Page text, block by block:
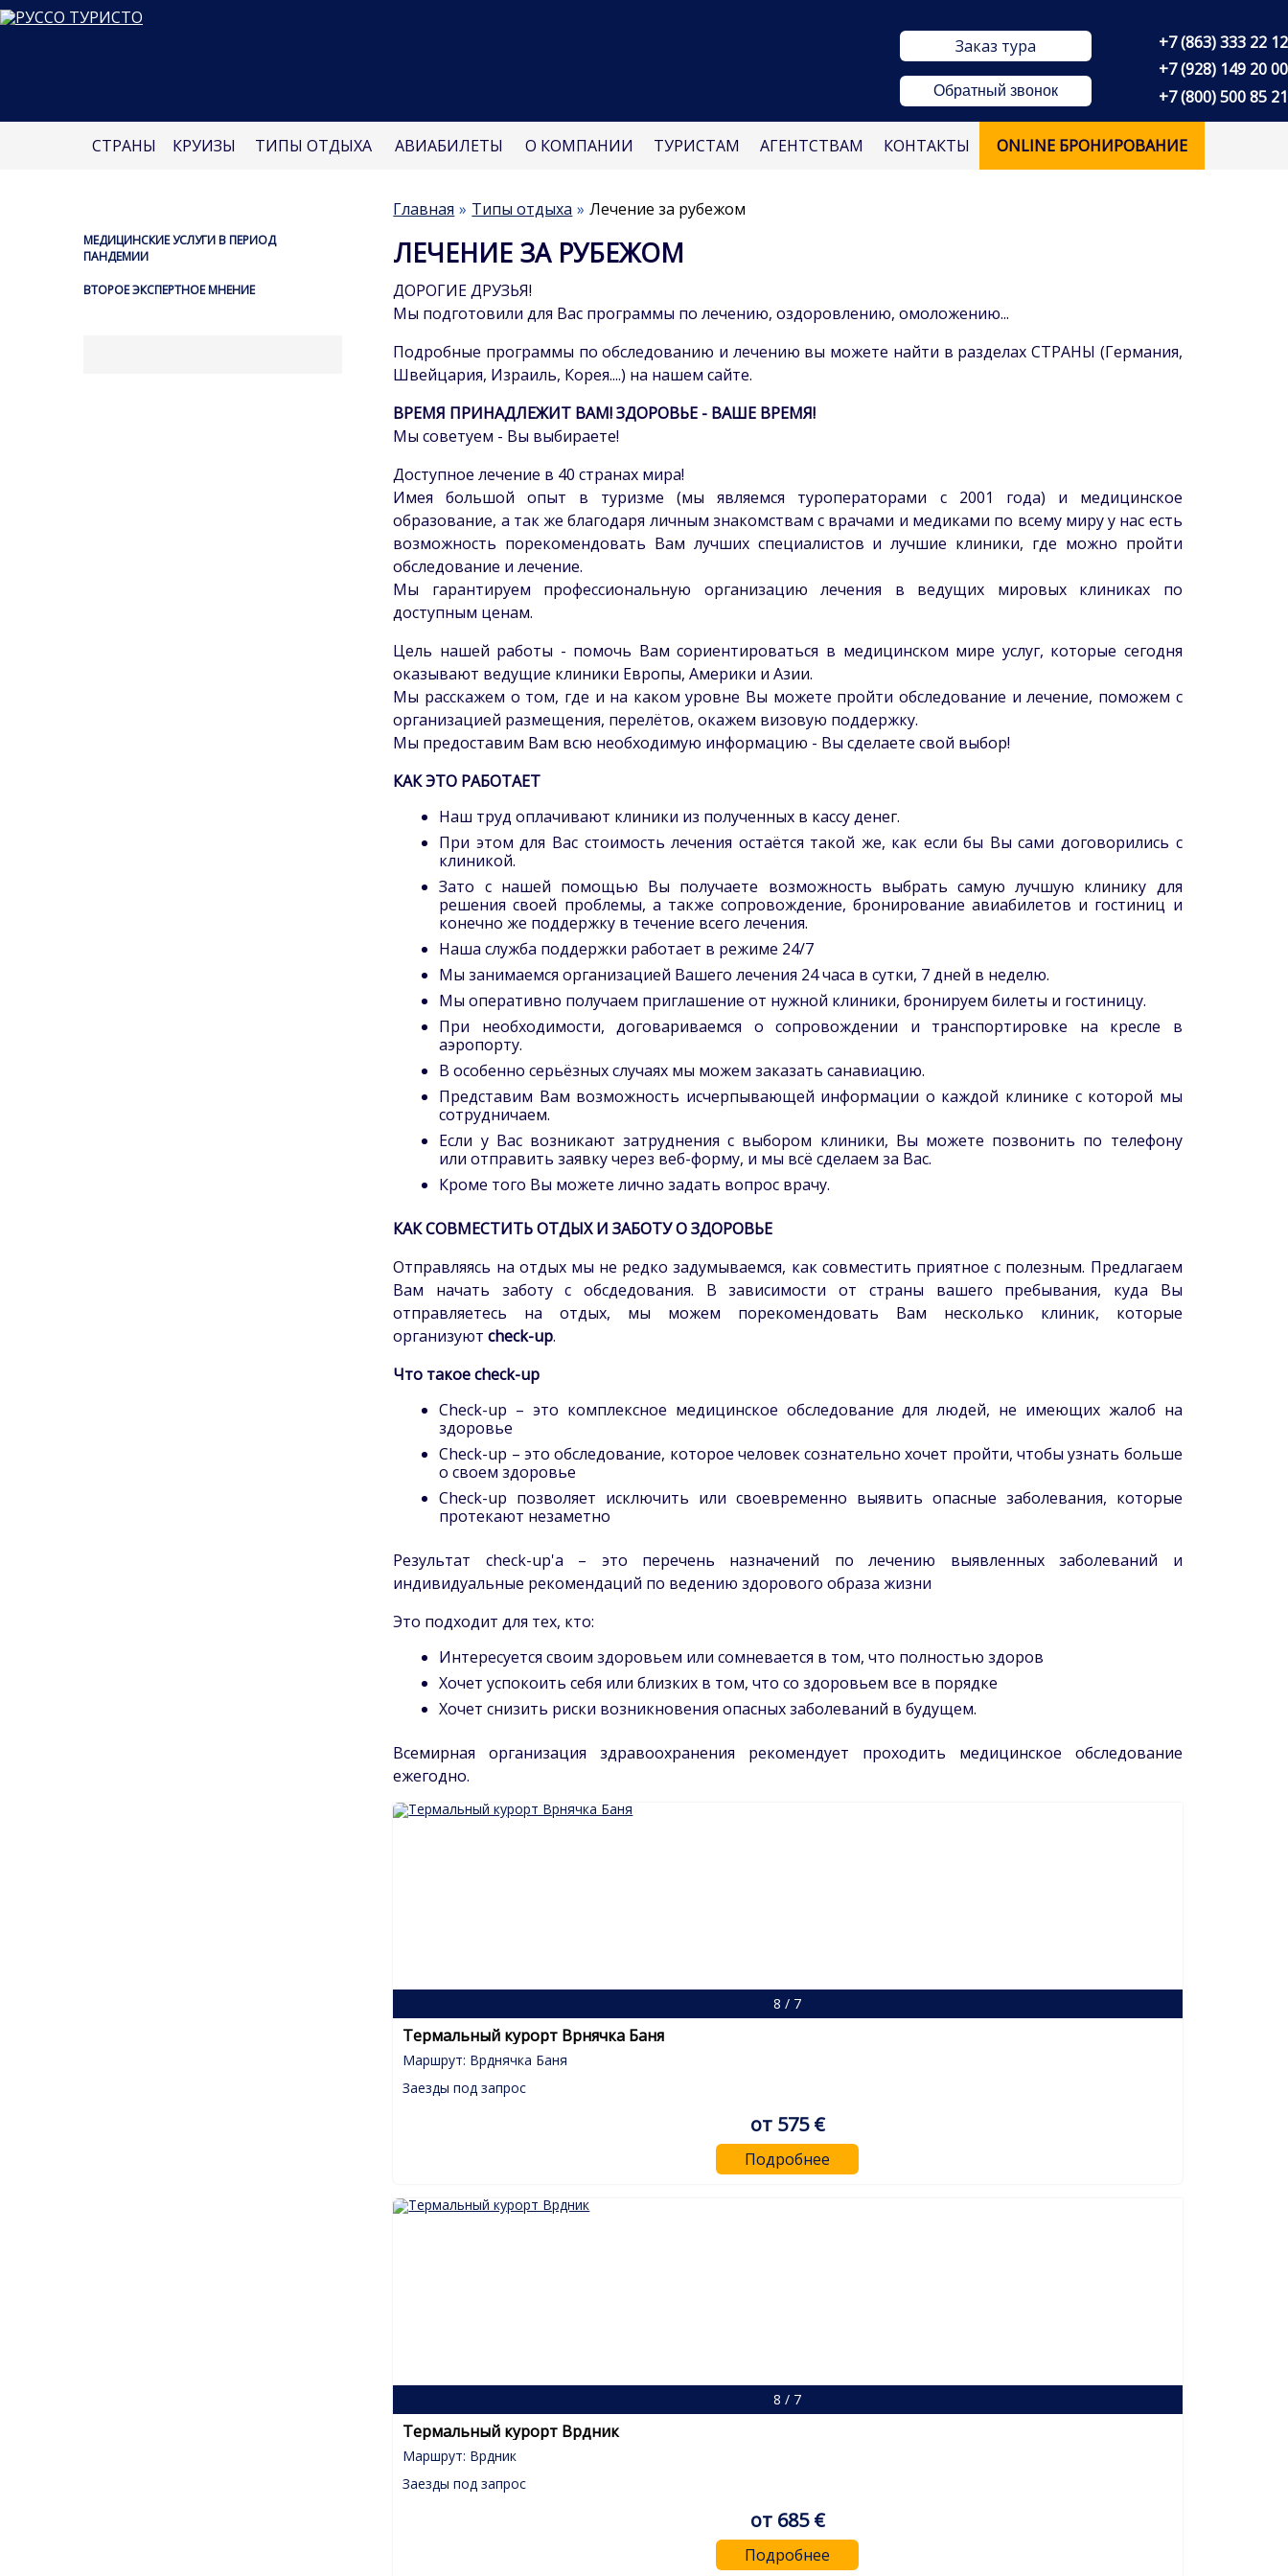
Заказ тура
Обратный звонок
+7 (863) 333 22 12
+7 (928) 149 20 00
+7 (800) 500 85 21
СТРАНЫ КРУИЗЫ ТИПЫ ОТДЫХА АВИАБИЛЕТЫ О КОМПАНИИ ТУРИСТАМ АГЕНТСТВАМ КОНТАКТЫ ONLINE БРОНИРОВАНИЕ
Главная Типы отдыха Лечение за рубежом
ЛЕЧЕНИЕ ЗА РУБЕЖОМ
ДОРОГИЕ ДРУЗЬЯ!
Мы подготовили для Вас программы по лечению, оздоровлению, омоложению...
Подробные программы по обследованию и лечению вы можете найти в разделах СТРАНЫ (Германия,
Швейцария, Израиль, Корея....) на нашем сайте.
ВРЕМЯ ПРИНАДЛЕЖИТ ВАМ! ЗДОРОВЬЕ - ВАШЕ ВРЕМЯ!
Мы советуем - Вы выбираете!
Доступное лечение в 40 странах мира!
Имея большой опыт в туризме (мы являемся туроператорами с 2001 года) и медицинское
образование, а так же благодаря личным знакомствам с врачами и медиками по всему миру у нас есть
возможность порекомендовать Вам лучших специалистов и лучшие клиники, где можно пройти
обследование и лечение.
Мы гарантируем профессиональную организацию лечения в ведущих мировых клиниках по
доступным ценам.
Цель нашей работы - помочь Вам сориентироваться в медицинском мире услуг, которые сегодня
оказывают ведущие клиники Европы, Америки и Азии.
Мы расскажем о том, где и на каком уровне Вы можете пройти обследование и лечение, поможем с
организацией размещения, перелётов, окажем визовую поддержку.
Мы предоставим Вам всю необходимую информацию - Вы сделаете свой выбор!
КАК ЭТО РАБОТАЕТ
Наш труд оплачивают клиники из полученных в кассу денег.
При этом для Вас стоимость лечения остаётся такой же, как если бы Вы сами договорились с
клиникой.
Зато с нашей помощью Вы получаете возможность выбрать самую лучшую клинику для
решения своей проблемы, а также сопровождение, бронирование авиабилетов и гостиниц и
конечно же поддержку в течение всего лечения.
Наша служба поддержки работает в режиме 24/7
Мы занимаемся организацией Вашего лечения 24 часа в сутки, 7 дней в неделю.
Мы оперативно получаем приглашение от нужной клиники, бронируем билеты и гостиницу.
При необходимости, договариваемся о сопровождении и транспортировке на кресле в
аэропорту.
В особенно серьёзных случаях мы можем заказать санавиацию.
Представим Вам возможность исчерпывающей информации о каждой клинике с которой мы
сотрудничаем.
Если у Вас возникают затруднения с выбором клиники, Вы можете позвонить по телефону
или отправить заявку через веб-форму, и мы всё сделаем за Вас.
Кроме того Вы можете лично задать вопрос врачу.
КАК СОВМЕСТИТЬ ОТДЫХ И ЗАБОТУ О ЗДОРОВЬЕ
Отправляясь на отдых мы не редко задумываемся, как совместить приятное с полезным. Предлагаем
Вам начать заботу с обсдедования. В зависимости от страны вашего пребывания, куда Вы
отправляетесь на отдых, мы можем порекомендовать Вам несколько клиник, которые
организуютcheck-up.
Что такое check-up
Check-up – это комплексное медицинское обследование для людей, не имеющих жалоб на
здоровье
Check-up – это обследование, которое человек сознательно хочет пройти, чтобы узнать больше
о своем здоровье
Check-up позволяет исключить или своевременно выявить опасные заболевания, которые
протекают незаметно
Результат check-up'а – это перечень назначений по лечению выявленных заболеваний и
индивидуальные рекомендаций по ведению здорового образа жизни
Это подходит для тех, кто:
Интересуется своим здоровьем или сомневается в том, что полностью здоров
Хочет успокоить себя или близких в том, что со здоровьем все в порядке
Хочет снизить риски возникновения опасных заболеваний в будущем.
Всемирная организация здравоохранения рекомендует проходить медицинское обследование
ежегодно.
8 / 7
Термальный курорт Врнячка Баня
Маршрут: Врднячка Баня
Заезды под запрос
от 575 €
Подробнее
8 / 7
Термальный курорт Врдник
Маршрут: Врдник
Заезды под запрос
от 685 €
Подробнее
МЕДИЦИНСКИЕ УСЛУГИ В ПЕРИОД
ПАНДЕМИИ
ВТОРОЕ ЭКСПЕРТНОЕ МНЕНИЕ